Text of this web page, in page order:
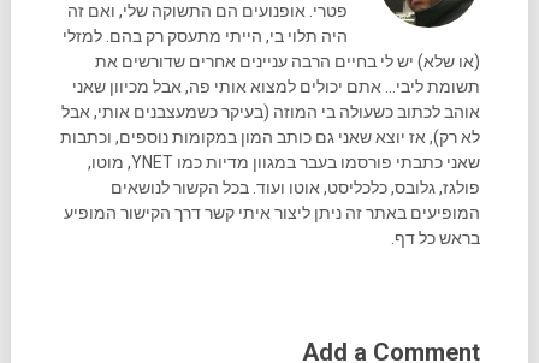
פטרי. אופנועים הם התשוקה שלי, ואם זה
היה תלוי בי, הייתי מתעסק רק בהם. למזלי
(או שלא) יש לי בחיים הרבה עניינים אחרים שדורשים את
תשומת ליבי... אתם יכולים למצוא אותי פה, אבל מכיוון שאני
אוהב לכתוב כשעולה בי המוזה (בעיקר כשמעצבנים אותי, אבל
לא רק), אז יוצא שאני גם כותב המון במקומות נוספים, וכתבות
שאני כתבתי פורסמו בעבר במגוון מדיות כמו YNET, מוטו,
פולגז, גלובס, כלכליסט, אוטו ועוד. בכל הקשור לנושאים
המופיעים באתר זה ניתן ליצור איתי קשר דרך הקישור המופיע
בראש כל דף.
Add a Comment